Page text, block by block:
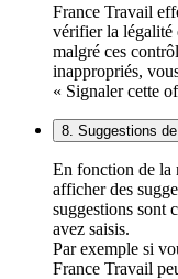
France Travail
vérifier la légalité
malgré ces
inappropriés,
« Signaler cette
8. Suggestions
En fonction de la
afficher des
suggestions sont
avez saisis.
Par exemple si
France Travail